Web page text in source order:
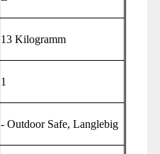
‎13 Kilogramm
‎1
‎- Outdoor Safe, Langlebig